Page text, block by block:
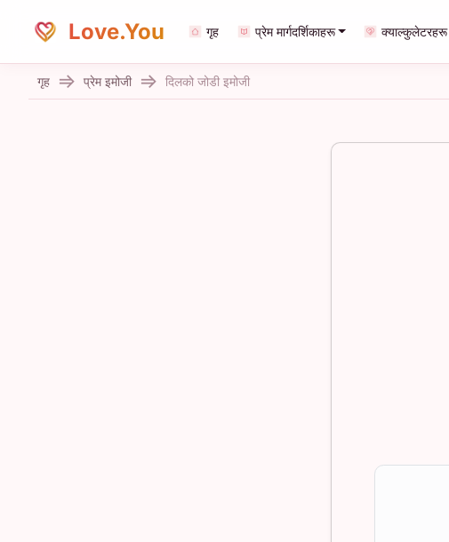
Love.You गृह प्रेम मार्गदर्शिकाहरू क्याल्कुलेटरहरू
गृह प्रेम इमोजी दिलको जोडी इमोजी